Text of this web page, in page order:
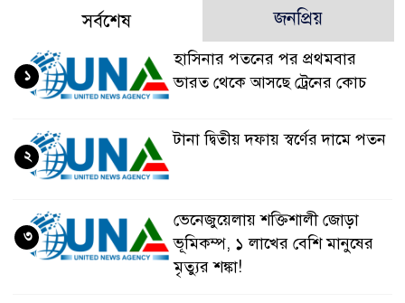
সর্বশেষ জনপ্রিয়
হাসিনার পতনের পর প্রথমবার
ভারত থেকে আসছে ট্রেনের কোচ
১
টানা দ্বিতীয় দফায় স্বর্ণের দামে পতন
২
ভেনেজুয়েলায় শক্তিশালী জোড়া
ভূমিকম্প, ১ লাখের বেশি মানুষের
মৃত্যুর শঙ্কা!
৩